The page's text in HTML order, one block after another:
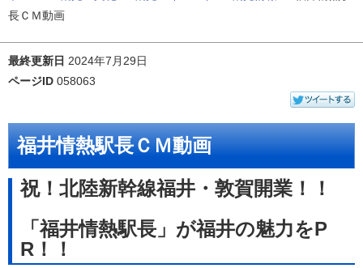
長ＣＭ動画
最終更新日 2024年7月29日
ページID 058063
福井情熱駅長ＣＭ動画
祝！北陸新幹線福井・敦賀開業！！
「福井情熱駅長」が福井の魅力をP
R！！